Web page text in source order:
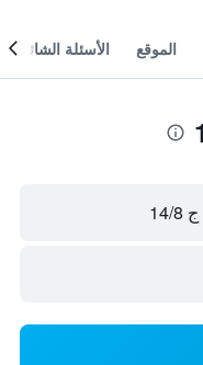
الموقع الأسئلة الشائعة
ج 14/8